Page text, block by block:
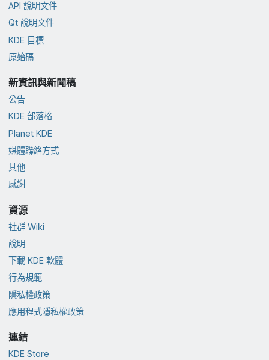
API 說明文件
Qt 說明文件
KDE 目標
原始碼
新資訊與新聞稿
公告
KDE 部落格
Planet KDE
媒體聯絡方式
其他
感謝
資源
社群 Wiki
說明
下載 KDE 軟體
行為規範
隱私權政策
應用程式隱私權政策
連結
KDE Store